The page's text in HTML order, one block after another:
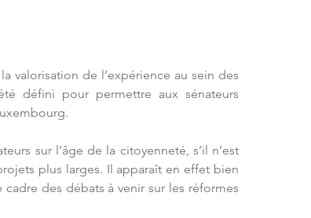
valorisation de l’expérience au sein des
défini pour permettre aux sénateurs
sur l’âge de la citoyenneté, s’il n’est
plus larges. Il apparaît en effet bien
des débats à venir sur les réformes